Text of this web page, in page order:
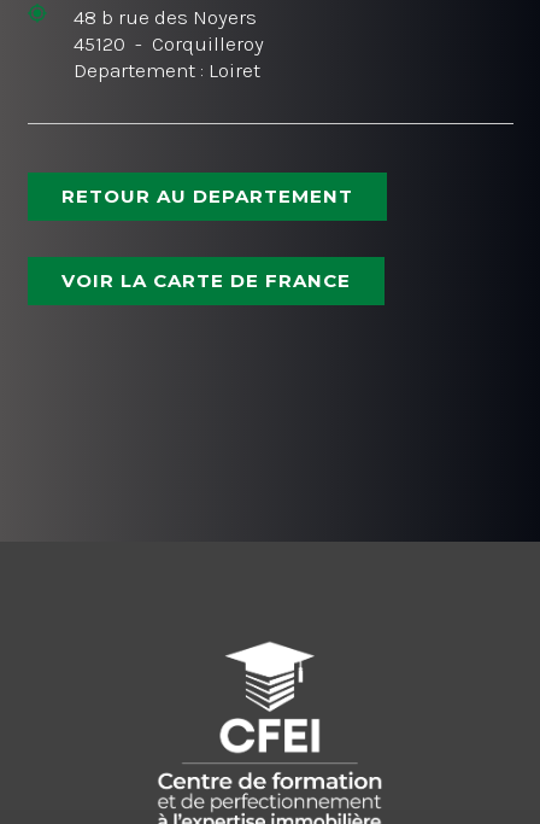
48 b rue des Noyers
45120 - Corquilleroy
Departement : Loiret
RETOUR AU DEPARTEMENT
VOIR LA CARTE DE FRANCE